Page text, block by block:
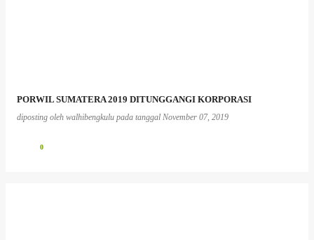
PORWIL SUMATERA 2019 DITUNGGANGI KORPORASI
diposting oleh walhibengkulu pada tanggal November 07, 2019
0